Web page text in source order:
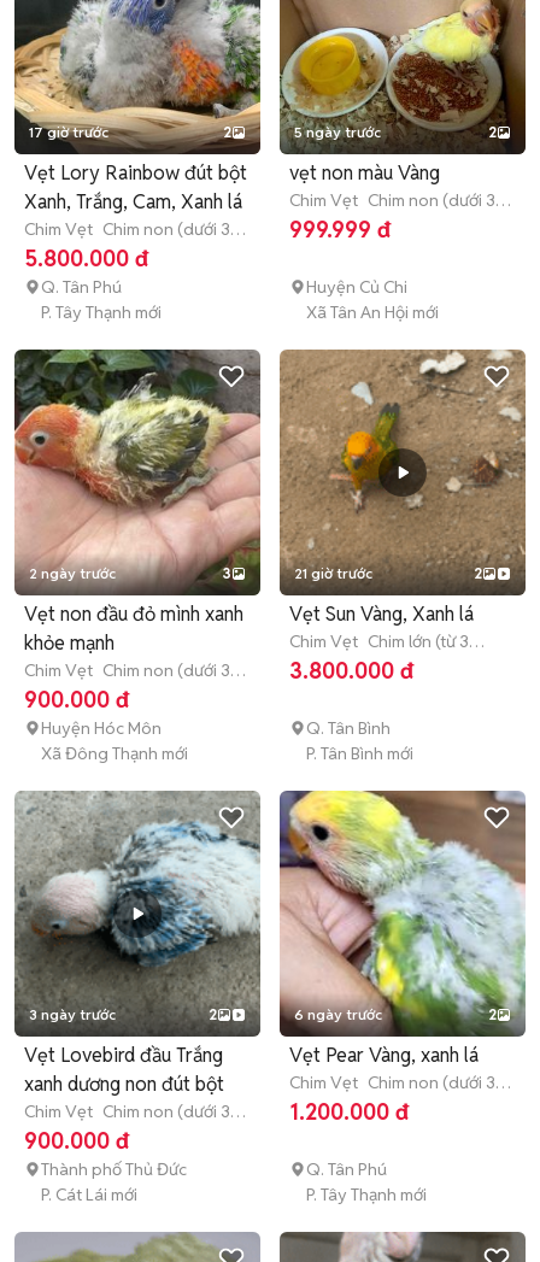
17 giờ trước 2
Vẹt Lory Rainbow đút bột
Xanh, Trắng, Cam, Xanh lá
Chim Vẹt Chim non (dưới 3
tháng tuổi)
5.800.000 đ
Q. Tân Phú
P. Tây Thạnh mới
5 ngày trước 2
vẹt non màu Vàng
Chim Vẹt Chim non (dưới 3
tháng tuổi)
999.999 đ
Huyện Củ Chi
Xã Tân An Hội mới
2 ngày trước 3
Vẹt non đầu đỏ mình xanh
khỏe mạnh
Chim Vẹt Chim non (dưới 3
tháng tuổi)
900.000 đ
Huyện Hóc Môn
Xã Đông Thạnh mới
21 giờ trước 2
Vẹt Sun Vàng, Xanh lá
Chim Vẹt Chim lớn (từ 3
tháng tuổi)
3.800.000 đ
Q. Tân Bình
P. Tân Bình mới
3 ngày trước 2
Vẹt Lovebird đầu Trắng
xanh dương non đút bột
Chim Vẹt Chim non (dưới 3
tháng tuổi)
900.000 đ
Thành phố Thủ Đức
P. Cát Lái mới
6 ngày trước 2
Vẹt Pear Vàng, xanh lá
Chim Vẹt Chim non (dưới 3
tháng tuổi)
1.200.000 đ
Q. Tân Phú
P. Tây Thạnh mới